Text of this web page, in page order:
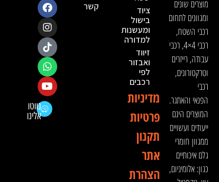
מוצרים שונים
ומגוונים לתחום
רכבי השטח,
רכבי 4×4, רכבי
עבודה, רייזרים
וטרקטורונים,
רכבי
הפנאי והאתגר.
המוצרים הינם
ייעודים ועשויים
ממגוון חומרי
גלם איכותיים
כגון: אלומיניום,
ציוד
בישול
ומעשנות
למדורה
זיווד
ואבזור
לפי
רכבים
מדיניות
פרטיות
תקנון
אתר
הצהרת
קשר
נווטו
אלינו